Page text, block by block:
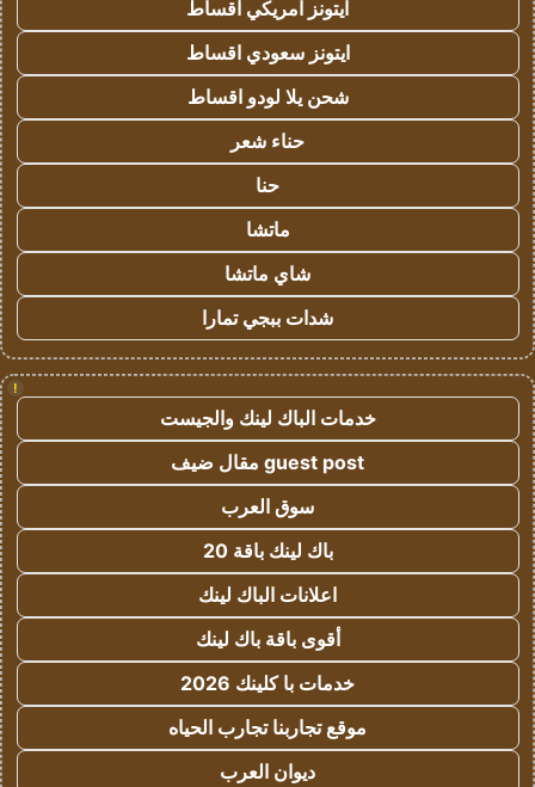
ايتونز امريكي اقساط
ايتونز سعودي اقساط
شحن يلا لودو اقساط
حناء شعر
حنا
ماتشا
شاي ماتشا
شدات ببجي تمارا
!
خدمات الباك لينك والجيست
guest post مقال ضيف
سوق العرب
باك لينك باقة 20
اعلانات الباك لينك
أقوى باقة باك لينك
خدمات با كلينك 2026
موقع تجاربنا تجارب الحياه
ديوان العرب